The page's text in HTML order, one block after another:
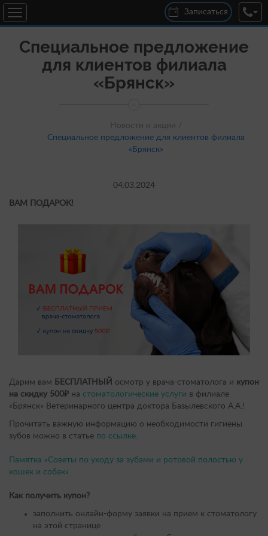
Записаться
Специальное предложение
для клиентов филиала
«Брянск»
Новости и акции /
Специальное предложение для клиентов филиала
«Брянск»
04.03.2024
ВАМ ПОДАРОК!
Дарим вам БЕСПЛАТНЫЙ осмотр у врача-стоматолога и купон
на скидку 500₽ на стоматологические услуги в филиале
«Брянск» Ветеринарного центра доктора Базылевского А.А.!
Прочитать важную информацию о необходимости гигиены
зубов можно в статье по ссылке
Памятка «Советы по уходу за зубами и ротовой полостью у
кошек и собак»
Как получить купон?
заполнить онлайн-форму заявки на прием к стоматологу
на этой странице